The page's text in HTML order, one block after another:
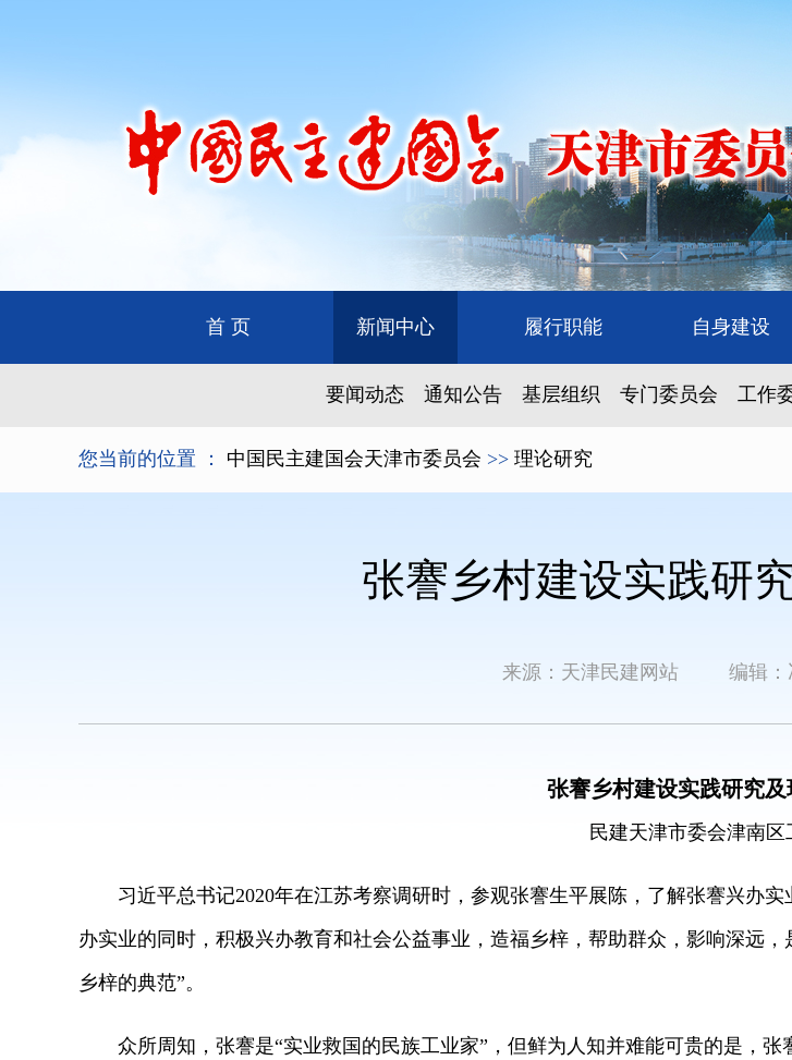
首 页 新闻中心 履行职能 自身建设
要闻动态 通知公告 基层组织 专门委员会 工作
您当前的位置 ： 中国民主建国会天津市委员会 >> 理论研究
张謇乡村建设实践研
来源：天津民建网站 编辑
张謇乡村建设实践研究
民建天津市委会津南
习近平总书记2020年在江苏考察调研时，参观张謇生平展陈，了解张謇兴办实
办实业的同时，积极兴办教育和社会公益事业，造福乡梓，帮助群众，影响深远
乡梓的典范”。
众所周知，张謇是“实业救国的民族工业家”，但鲜为人知并难能可贵的是，张